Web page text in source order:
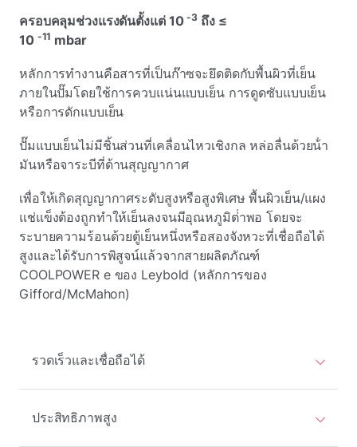
ครอบคลุมช่วงแรงดันตั้งแต่ 10-3 ถึง ≤
10 -11 mbar
หลักการทํางานคือสารที่เป็นก๊าซจะยึดติดกับพื้นผิวที่เย็น
ภายในปั๊มโดยใช้การควบแน่นแบบเย็น การดูดซับแบบเย็น
หรือการดักแบบเย็น
ปั๊มแบบเย็นไม่มีชิ้นส่วนที่เคลื่อนไหวเชิงกล หล่อลื่นด้วยน้ํา
มันหรือจาระบีที่ด้านสุญญากาศ
เพื่อให้เกิดสุญญากาศระดับสูงหรือสูงพิเศษ พื้นผิวเย็น/แผง
แช่แข็งต้องถูกทําให้เย็นลงจนมีอุณหภูมิต่ําพอ โดยจะ
ระบายความร้อนด้วยตู้เย็นหนึ่งหรือสองจังหวะที่เชื่อถือได้
สูงและได้รับการพิสูจน์แล้วจากสายผลิตภัณฑ์
COOLPOWER e ของ Leybold (หลักการของ
Gifford/McMahon)
รวดเร็วและเชื่อถือได้
ประสิทธิภาพสูง